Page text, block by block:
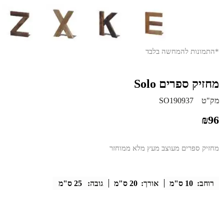
*התמונות להמחשה בלבד
מחזיק ספרים Solo
מק"ט SO190937
₪96
מחזיק ספרים מעוצב מעץ מלא ממוחזר
רוחב: 10 ס"מ אורך: 20 ס"מ גובה: 25 ס"מ